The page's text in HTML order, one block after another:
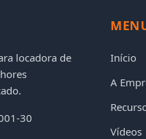
locadora de
30
Início
A
Vídeos